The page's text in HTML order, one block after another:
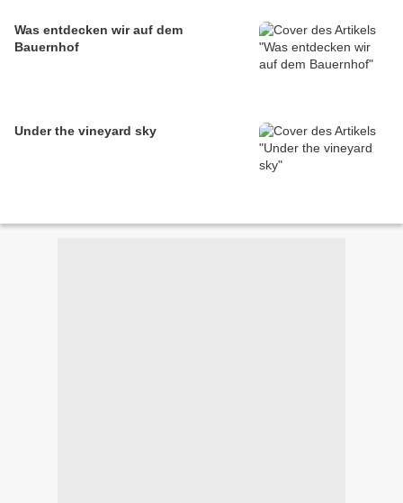
Was entdecken wir auf dem
Bauernhof
Under the vineyard sky